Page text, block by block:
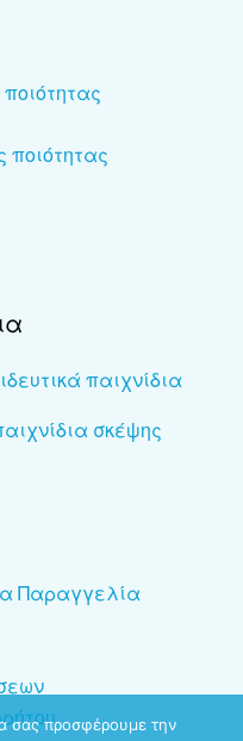
ποιότητας
παιχνίδια
σκέψης
Παραγγελία
σας προσφέρουμε την